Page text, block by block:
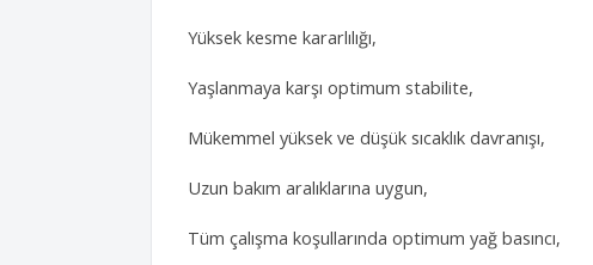
Yüksek kesme kararlılığı,
Yaşlanmaya karşı optimum stabilite,
Mükemmel yüksek ve düşük sıcaklık davranışı,
Uzun bakım aralıklarına uygun,
Tüm çalışma koşullarında optimum yağ basıncı,